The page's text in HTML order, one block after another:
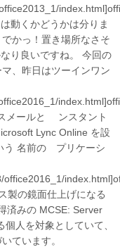
動くかどうかは分りま
かっ！置き場所なさそ
り良いですね。 今回の
、昨日はツーインワン
メールと ゗ンスタント
Lync Online を設
名前のゕプリケーシ
office2016_1/
製の鏡面仕上げになる
済みの MCSE: Server
人を対象としていて、
ています。